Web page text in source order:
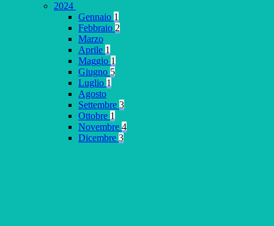
2024
Gennaio 1
Febbraio 2
Marzo
Aprile 1
Maggio 1
Giugno 5
Luglio 1
Agosto
Settembre 3
Ottobre 1
Novembre 4
Dicembre 3